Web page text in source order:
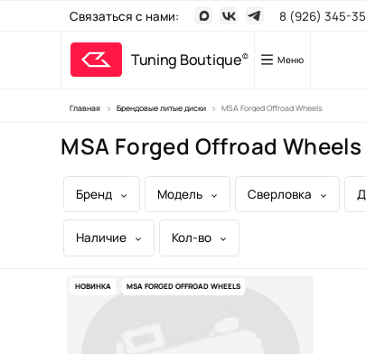
Связаться с нами: 8 (926) 345-
Tuning Boutique© Меню
Главная Брендовые литые диски MSA Forged Offroad Wheels
MSA Forged Offroad Wheels
Бренд Модель Сверловка
Наличие Кол-во
НОВИНКА MSA FORGED OFFROAD WHEELS